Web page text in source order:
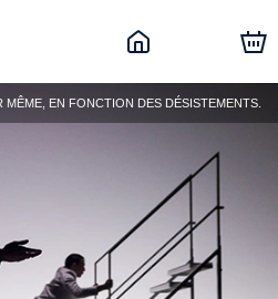
EN FONCTION DES DÉSISTEMENTS.